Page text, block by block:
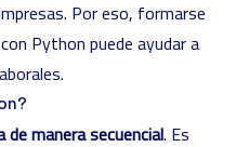
Por eso, formarse
Python puede ayudar a
de manera secuencial. Es